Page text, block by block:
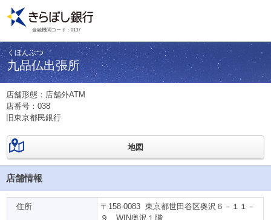
金融機関コード：0137
くほんぶつ
九品仏出張所
店舗形態：店舗外ATM
店番号： 038
旧東京都民銀行
地図
店舗情報
住所
〒158-0083 東京都世田谷区奥沢６－１１－
９ WIN奥沢１階